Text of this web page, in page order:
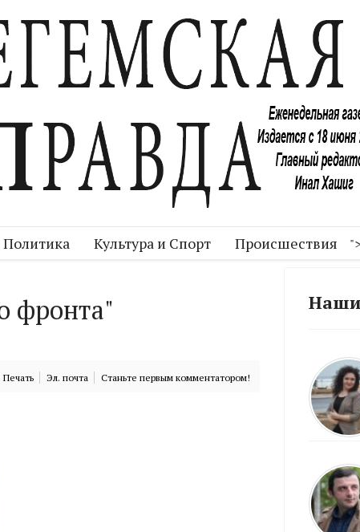
Политика Культура и Спорт Происшествия ">
фронта"
Печать Эл. почта Станьте первым комментатором!